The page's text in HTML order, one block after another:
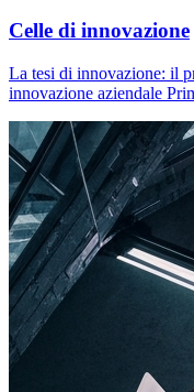
Celle di innovazione
La tesi di innovazione: il
innovazione aziendale